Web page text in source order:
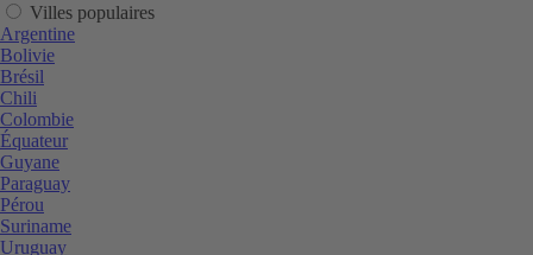
Villes populaires
Argentine
Bolivie
Brésil
Chili
Colombie
Équateur
Guyane
Paraguay
Pérou
Suriname
Uruguay